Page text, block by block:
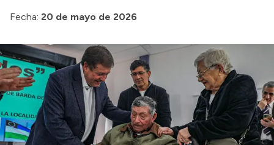
Convocatorias
Intranet
Login
Fecha: 20 de mayo de 2026